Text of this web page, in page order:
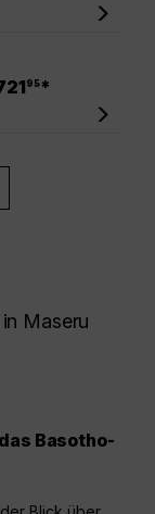
95 *
Maseru
Basotho-